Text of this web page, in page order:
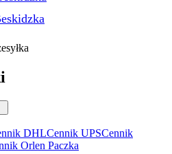
DHLCennik UPSCennik
Orlen Paczka